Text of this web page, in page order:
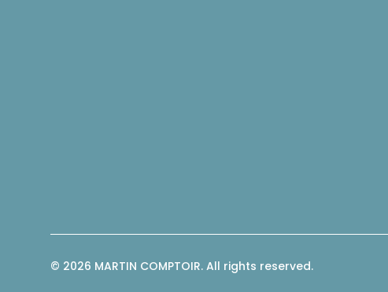
© 2026 MARTIN COMPTOIR. All rights reserved.